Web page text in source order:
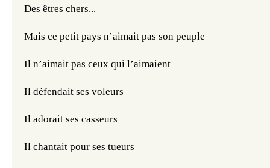
Des êtres chers...
Mais ce petit pays n’aimait pas son peuple
Il n’aimait pas ceux qui l’aimaient
Il défendait ses voleurs
Il adorait ses casseurs
Il chantait pour ses tueurs